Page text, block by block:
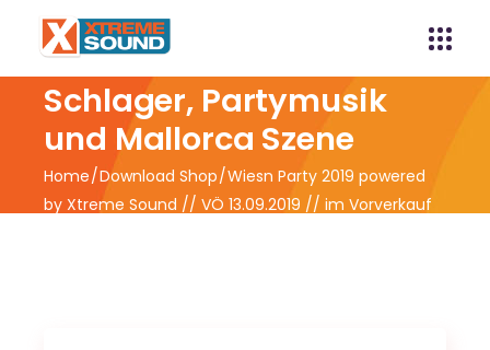
Xtreme Sound -
Schlager, Partymusik
und Mallorca Szene
Home Download Shop Wiesn Party 2019 powered
by Xtreme Sound // VÖ 13.09.2019 // im Vorverkauf